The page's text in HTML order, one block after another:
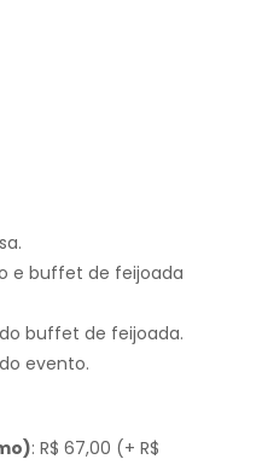
e buffet de feijoada
buffet de feijoada.
evento.
: R$ 67,00 (+ R$